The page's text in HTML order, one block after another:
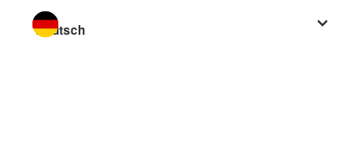
Sprache wechseln zu